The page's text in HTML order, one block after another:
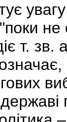
т. зв.